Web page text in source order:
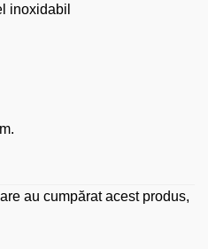
inoxidabil
au cumpărat acest produs,